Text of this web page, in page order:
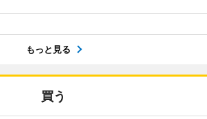
もっと見る
買う